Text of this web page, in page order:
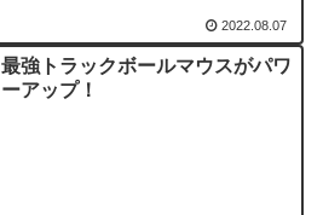
2022.08.07
最強トラックボールマウスがパワ
ーアップ！